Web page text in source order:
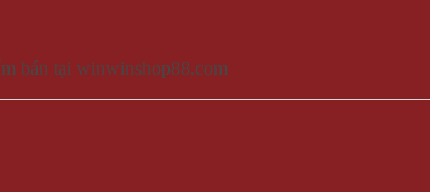
bán tại winwinshop88.com